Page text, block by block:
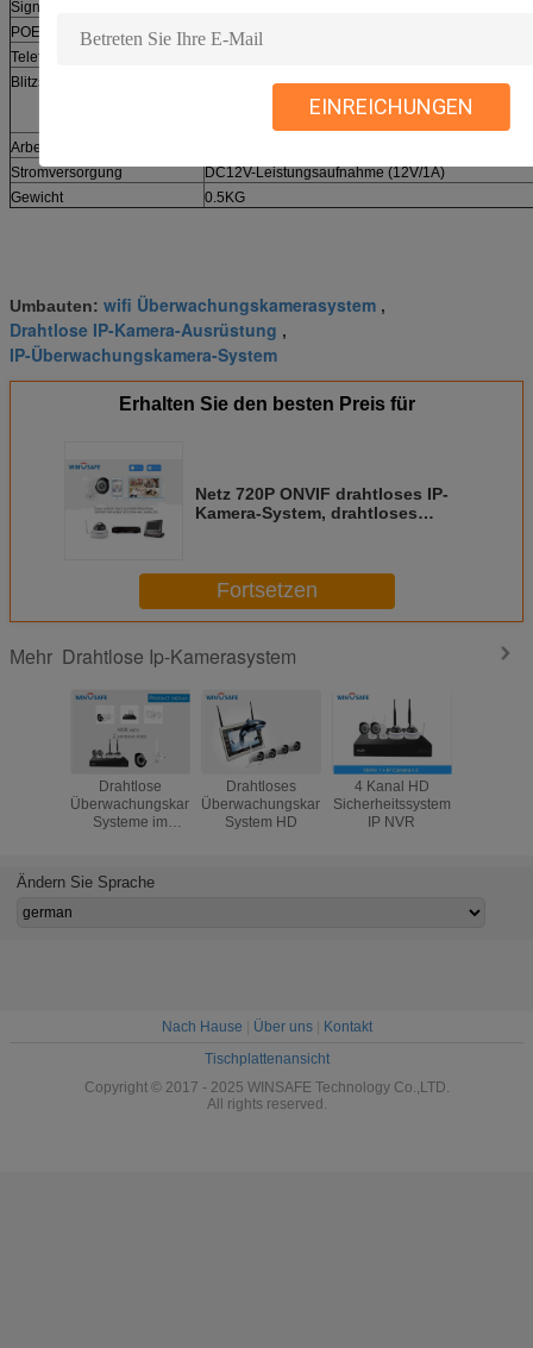
EINREICHUNGEN
Signalschnittstelle
POE
N/A
Telefonüberwachung
Blitzschutz
Energie, Netz, umfassender Blitz POE, in
Internationaler Standard IEC61000-4-5.
Arbeitsbereich
Stromversorgung
DC12V-Leistungsaufnahme (12V/1A)
Gewicht
0.5KG
Umbauten: wifi Überwachungskamerasystem ,
Drahtlose IP-Kamera-Ausrüstung ,
IP-Überwachungskamera-System
Erhalten Sie den besten Preis für
Netz 720P ONVIF drahtloses IP-
Kamera-System, drahtloses
Fortsetzen
Mehr Drahtlose Ip-Kamerasystem
Drahtlose
Überwachungskamera-
Systeme im
Drahtloses
Überwachungskamera-
System HD
4 Kanal HD
Sicherheitssystem
IP NVR
Ändern Sie Sprache
Nach Hause Über uns|
Kontakt
Tischplattenansicht
Copyright © 2017 - 2025 WINSAFE Technology Co.,LTD.
All rights reserved.